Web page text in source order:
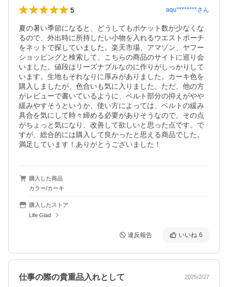
5 aqu********さん
夏の暑い季節になると、どうしてもポケット数が少なくな
るので、外出時に所持したい小物を入れるウエストポーチ
をネットで探していました。楽天市場、アマゾン、ヤフー
ショッピングと検索して、こちらの商品のサイトに巡り会
いました。値段はリーズナブルなのに作りがしっかりして
います。生地もそれなりに厚みがありました。カーキ色を
購入しましたが、色合いも気に入りました。ただ、他の方
がレビューで書いているように、ベルト部分の抑えがやや
緩みやすそうというか、使い方によっては、ベルトの緩み
具合を気にして時々締める必要がありそうなので、その点
がちょっと気になり、改善して欲しいと思った点です。で
すが、総合的には購入して良かったと思える商品でした。
満足しています！ありがとうございました！
購入した商品
カラー/カーキ
購入したストア
Life Glad
違反報告 いいね 6
仕事の際の貴重品入れとして 2025/2/27